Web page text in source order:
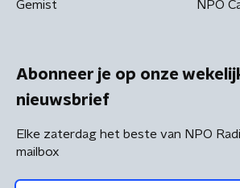
Gemist NPO
Abonneer je op onze
nieuwsbrief
Elke zaterdag het beste van NPO
mailbox